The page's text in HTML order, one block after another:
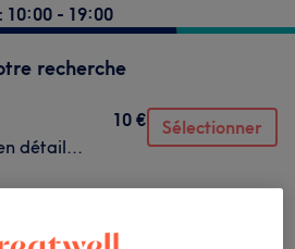
- 19:00
recherche
détail...
10 € Sélectionner
liste de prestations